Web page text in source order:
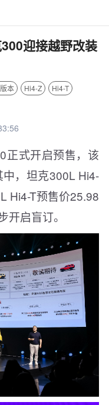
迎接越野改装
本 Hi4-Z
Hi4-T
正式开启预售，该
，坦克300L Hi4-
Hi4-T预售价25.98
启盲订。